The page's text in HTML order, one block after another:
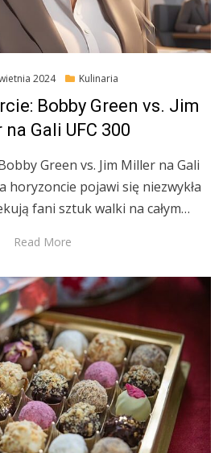
2024 Kulinaria
Bobby Green vs. Jim
Gali UFC 300
Green vs. Jim Miller na Gali
horyzoncie pojawi się niezwykła
fani sztuk walki na całym…
Read More